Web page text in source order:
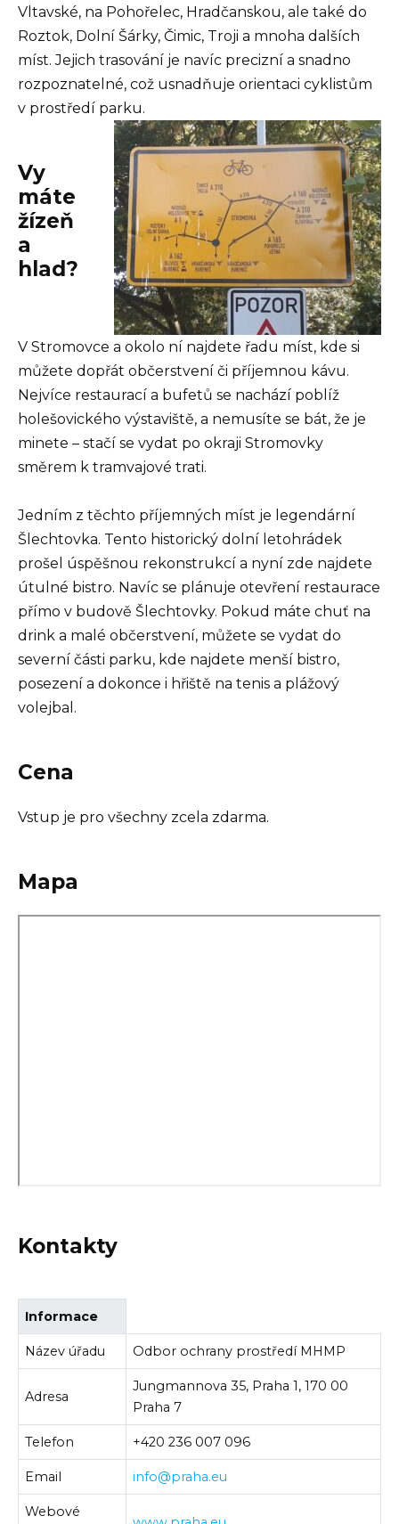
Vltavské, na Pohořelec, Hradčanskou, ale také do
Roztok, Dolní Šárky, Čimic, Troji a mnoha dalších
míst. Jejich trasování je navíc precizní a snadno
rozpoznatelné, což usnadňuje orientaci cyklistům
v prostředí parku.
Vy
máte
žízeň
a
hlad?
V Stromovce a okolo ní najdete řadu míst, kde si
můžete dopřát občerstvení či příjemnou kávu.
Nejvíce restaurací a bufetů se nachází poblíž
holešovického výstaviště, a nemusíte se bát, že je
minete – stačí se vydat po okraji Stromovky
směrem k tramvajové trati.
Jedním z těchto příjemných míst je legendární
Šlechtovka. Tento historický dolní letohrádek
prošel úspěšnou rekonstrukcí a nyní zde najdete
útulné bistro. Navíc se plánuje otevření restaurace
přímo v budově Šlechtovky. Pokud máte chuť na
drink a malé občerstvení, můžete se vydat do
severní části parku, kde najdete menší bistro,
posezení a dokonce i hřiště na tenis a plážový
volejbal.
Cena
Vstup je pro všechny zcela zdarma.
Mapa
Kontakty
Informace
Název úřadu Odbor ochrany prostředí MHMP
Adresa
Jungmannova 35, Praha 1, 170 00
Praha 7
Telefon +420 236 007 096
Email info@praha.eu
Webové